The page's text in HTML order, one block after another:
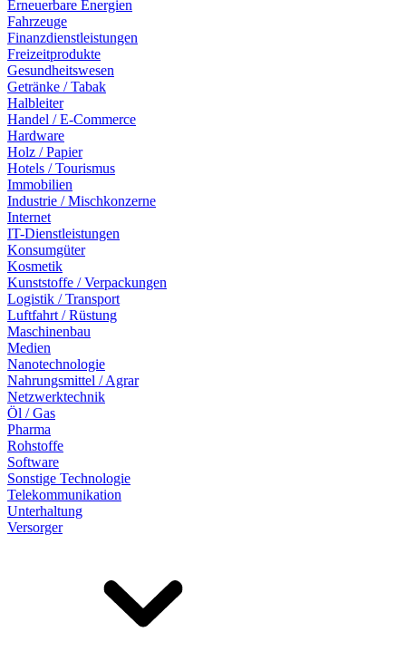
Erneuerbare Energien
Fahrzeuge
Finanzdienstleistungen
Freizeitprodukte
Gesundheitswesen
Getränke / Tabak
Halbleiter
Handel / E-Commerce
Hardware
Holz / Papier
Hotels / Tourismus
Immobilien
Industrie / Mischkonzerne
Internet
IT-Dienstleistungen
Konsumgüter
Kosmetik
Kunststoffe / Verpackungen
Logistik / Transport
Luftfahrt / Rüstung
Maschinenbau
Medien
Nanotechnologie
Nahrungsmittel / Agrar
Netzwerktechnik
Öl / Gas
Pharma
Rohstoffe
Software
Sonstige Technologie
Telekommunikation
Unterhaltung
Versorger